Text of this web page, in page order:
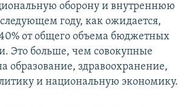
оборону и внутреннюю
следующем году, как ожидается,
40% от общего объема бюджетных
Это больше, чем совокупные
образование, здравоохранение,
и национальную экономику.